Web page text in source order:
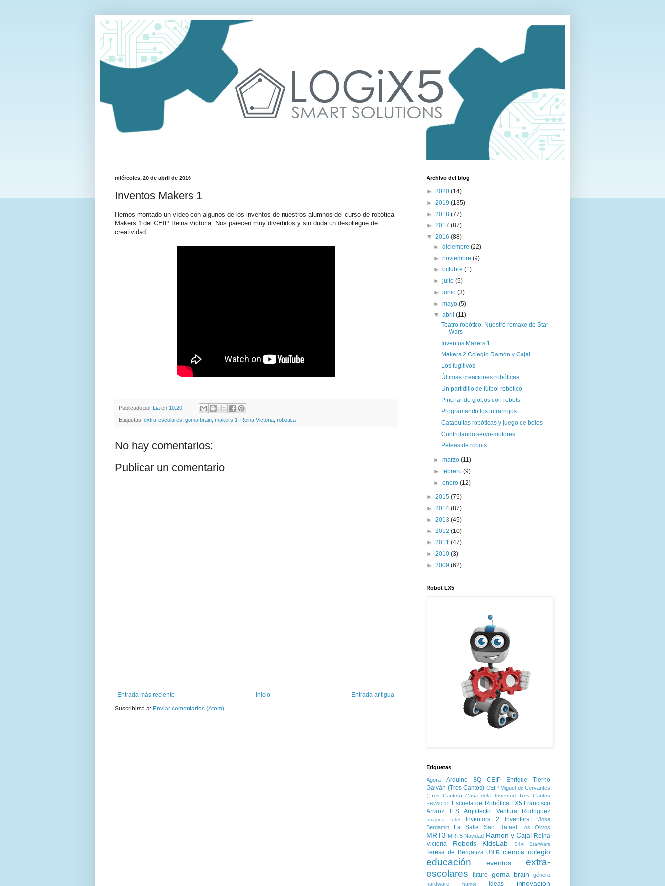
miércoles, 20 de abril de 2016
Inventos Makers 1
Hemos montado un vídeo con algunos de los inventos de nuestros alumnos del curso de robótica
Makers 1 del CEIP Reina Victoria. Nos parecen muy divertidos y sin duda un despliegue de
creatividad.
Publicado por Lia en 10:20
Etiquetas: extra-escolares goma brain makers 1 Reina Victoria robotica
No hay comentarios:
Publicar un comentario
Entrada más reciente Entrada antigua
Inicio
Suscribirse a: Enviar comentarios (Atom)
Archivo del blog
► 2020 (14)
► 2019 (135)
► 2018 (77)
► 2017 (87)
▼ 2016 (88)
►diciembre(22)
►noviembre(9)
►octubre(1)
►julio(5)
►junio(3)
►mayo(5)
▼abril(11)
Teatro robótico. Nuestro remake de Star
Wars
Inventos Makers 1
Makers 2 Colegio Ramón y Cajal
Los fugitivos
Últimas creaciones robóticas
Un partidillo de fútbol robótico
Pinchando globos con robots
Programando los infrarrojos
Catapultas robóticas y juego de bolos
Controlando servo-motores
Peleas de robots
►marzo(11)
►febrero(9)
►enero(12)
► 2015 (75)
► 2014 (87)
► 2013 (45)
► 2012 (10)
► 2011 (47)
► 2010 (3)
► 2009 (62)
Robot LX5
Etiquetas
Agora Arduino BQ
CEIP Enrique Tierno
Galván (Tres Cantos) CEIP Miguel de Cervantes
(Tres Cantos) Casa dela Juventud Tres Cantos
ERW2015 Escuela de Robótica LX5 Francisco
Arranz
IES Arquitecto Ventura Rodriguez
Imagina Intel Inventors 2 Inventors1
Jose
Bergamin
La Salle San Rafael Los Olivos
MRT3 MRT5 Navidad Ramon y Cajal Reina
Victoria
Robotis KidsLab S4A StarWars
Teresa de Berganza UNIR ciencia colegio
educación eventos
extra-
escolares
futuro goma brain
género
hardware
humor ideas innovacion